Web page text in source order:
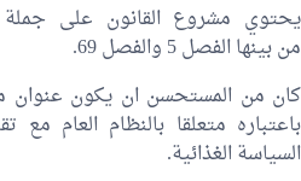
يحتوي مشروع القانون على
من بينها الفصل 5 والفصل 69.
كان من المستحسن ان يكون عنوان
باعتباره متعلقا بالنظام العام
السياسة الغذائية.